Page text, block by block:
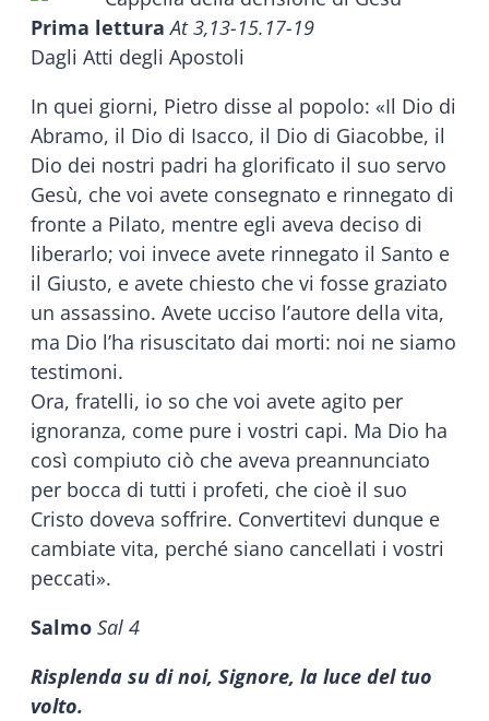
Prima letturaAt 3,13-15.17-19
Dagli Atti degli Apostoli
In quei giorni, Pietro disse al popolo: «Il Dio di
Abramo, il Dio di Isacco, il Dio di Giacobbe, il
Dio dei nostri padri ha glorificato il suo servo
Gesù, che voi avete consegnato e rinnegato di
fronte a Pilato, mentre egli aveva deciso di
liberarlo; voi invece avete rinnegato il Santo e
il Giusto, e avete chiesto che vi fosse graziato
un assassino. Avete ucciso l’autore della vita,
ma Dio l’ha risuscitato dai morti: noi ne siamo
testimoni.
Ora, fratelli, io so che voi avete agito per
ignoranza, come pure i vostri capi. Ma Dio ha
così compiuto ciò che aveva preannunciato
per bocca di tutti i profeti, che cioè il suo
Cristo doveva soffrire. Convertitevi dunque e
cambiate vita, perché siano cancellati i vostri
peccati».
Salmo Sal 4
Risplenda su di noi, Signore, la luce del tuo
volto.